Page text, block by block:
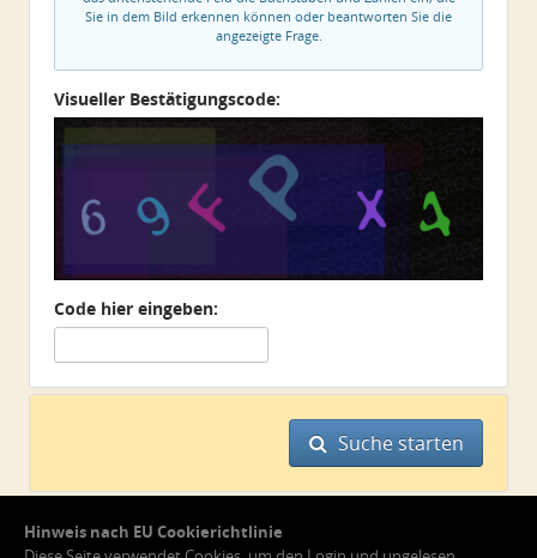
Sie in dem Bild erkennen können oder beantworten Sie die
angezeigte Frage.
Visueller Bestätigungscode:
Code hier eingeben:
Suche starten
Hinweis nach EU Cookierichtlinie